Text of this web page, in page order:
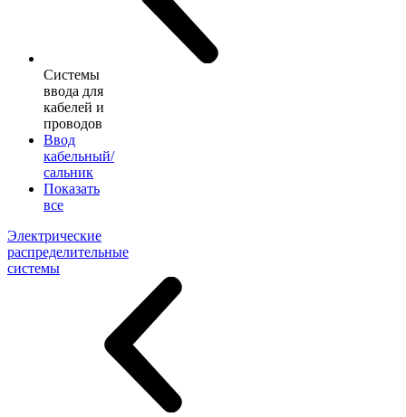
Системы
ввода для
кабелей и
проводов
Ввод
кабельный/
сальник
Показать
все
Электрические
распределительные
системы